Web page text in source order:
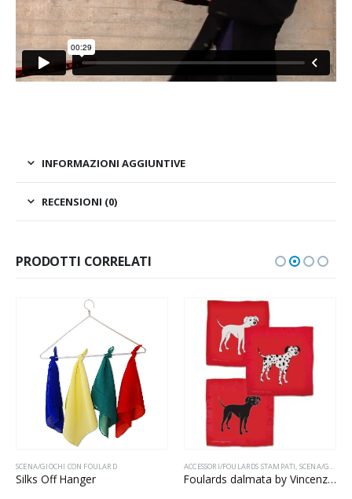
INFORMAZIONI AGGIUNTIVE
RECENSIONI (0)
PRODOTTI CORRELATI
SCENA/GIOCHI CON FOULARD
Silks Off Hanger
ACCESSORI/FOULARDS STAMPATI, SCENA/GIOCHI CON FOULARD
Foulards dalmata by Vincenzo Di Fatta